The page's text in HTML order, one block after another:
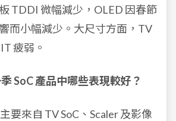
TDDI 微幅減少，OLED 因春節
而小幅減少。大尺寸方面，TV
疲弱。
SoC 產品中哪些表現較好？
要來自 TV SoC、Scaler 及影像